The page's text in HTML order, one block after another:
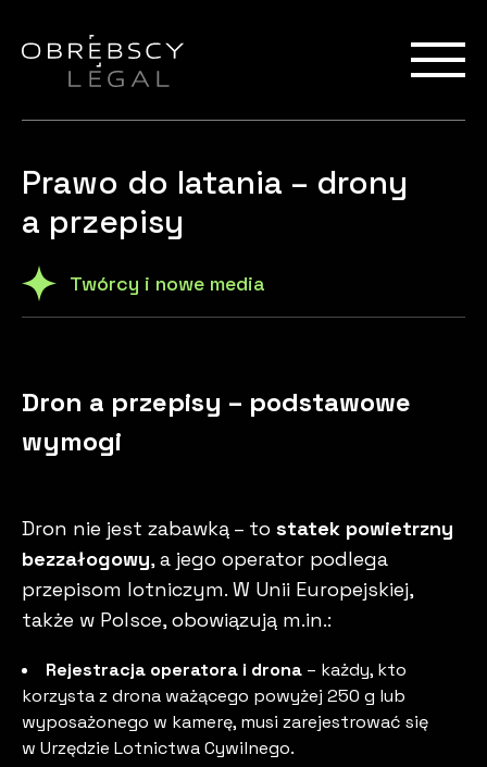
Prawo do latania – drony
a przepisy
Twórcy i nowe media
Dron a przepisy – podstawowe
wymogi
Dron nie jest zabawką – to statek powietrzny
bezzałogowy, a jego operator podlega
przepisom lotniczym. W Unii Europejskiej,
także w Polsce, obowiązują m.in.:
Rejestracja operatora i drona – każdy, kto
korzysta z drona ważącego powyżej 250 g lub
wyposażonego w kamerę, musi zarejestrować się
w Urzędzie Lotnictwa Cywilnego.